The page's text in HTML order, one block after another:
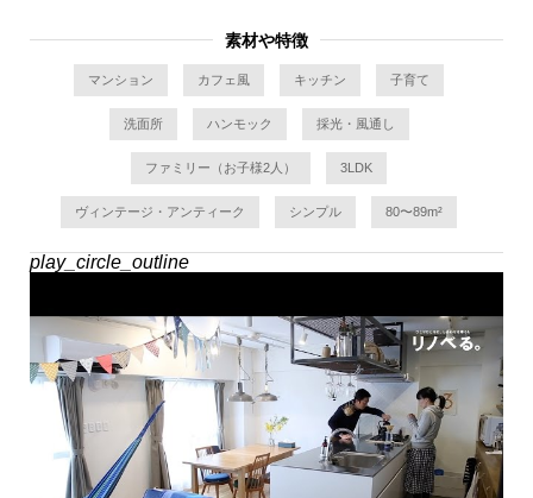
素材や特徴
マンション カフェ風 キッチン 子育て
洗面所 ハンモック 採光・風通し
ファミリー（お子様2人） 3LDK
ヴィンテージ・アンティーク シンプル 80〜89m²
play_circle_outline